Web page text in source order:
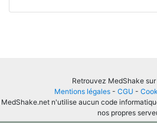
Retrouvez MedShake sur
Mentions légales - CGU -
MedShake.net n'utilise aucun code
nos propres